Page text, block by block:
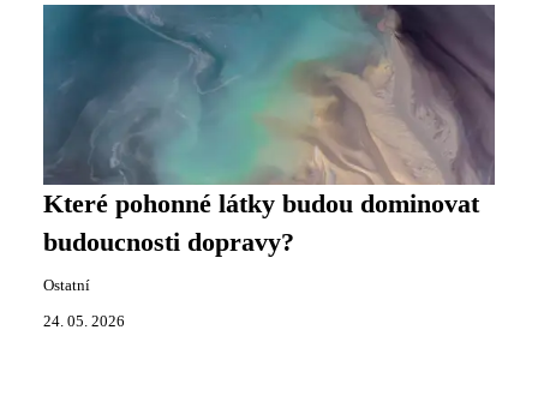
Které pohonné látky budou dominovat
budoucnosti dopravy?
Ostatní
24. 05. 2026